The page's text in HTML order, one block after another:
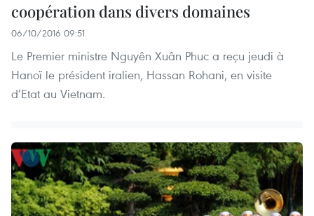
coopération dans divers domaines
06/10/2016 09:51
Le Premier ministre Nguyên Xuân Phuc a reçu jeudi à
Hanoï le président iralien, Hassan Rohani, en visite
d’Etat au Vietnam.